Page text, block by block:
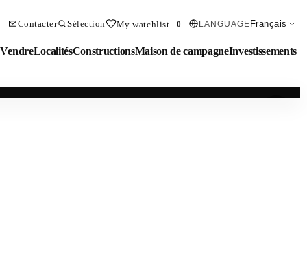
Contacter Sélection My watchlist 0 LANGUAGE Français
VendreLocalitésConstructionsMaison de campagneInvestissements